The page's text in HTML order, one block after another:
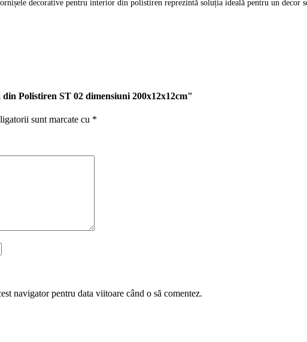
decorative pentru interior din polistiren reprezintă soluția ideală pentru un decor
Polistiren ST 02 dimensiuni 200x12x12cm"
sunt marcate cu *
navigator pentru data viitoare când o să comentez.